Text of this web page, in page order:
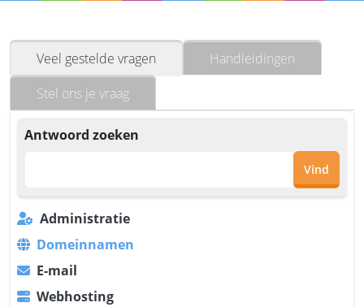
Veel gestelde vragen
Handleidingen
Stel ons je vraag
Antwoord zoeken
Vind
Administratie
Domeinnamen
E-mail
Webhosting